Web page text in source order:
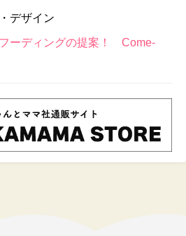
デザイン
ーディングの提案！ Come-